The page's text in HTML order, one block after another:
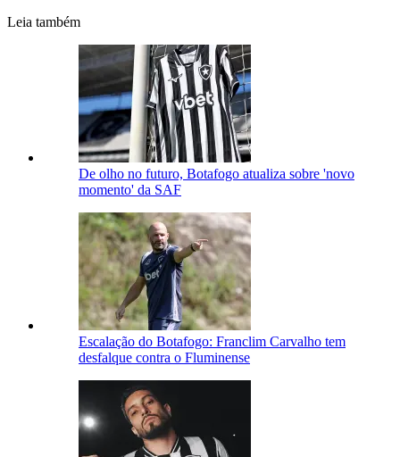
Leia também
De olho no futuro, Botafogo atualiza sobre 'novo
momento' da SAF
Escalação do Botafogo: Franclim Carvalho tem
desfalque contra o Fluminense